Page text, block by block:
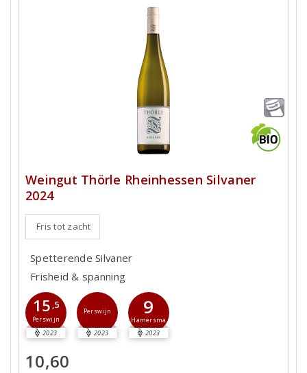
Weingut Thörle Rheinhessen Silvaner
2024
Fris tot zacht
Spetterende Silvaner
Frisheid & spanning
15 ,5
Perswijn
2023
Perswijn
2023
9
Hamersma
2023
10,60